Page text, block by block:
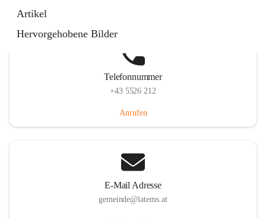
Artikel
Hervorgehobene Bilder
Telefonnummer
+43 5526 212
Anrufen
E-Mail Adresse
gemeinde@laterns.at